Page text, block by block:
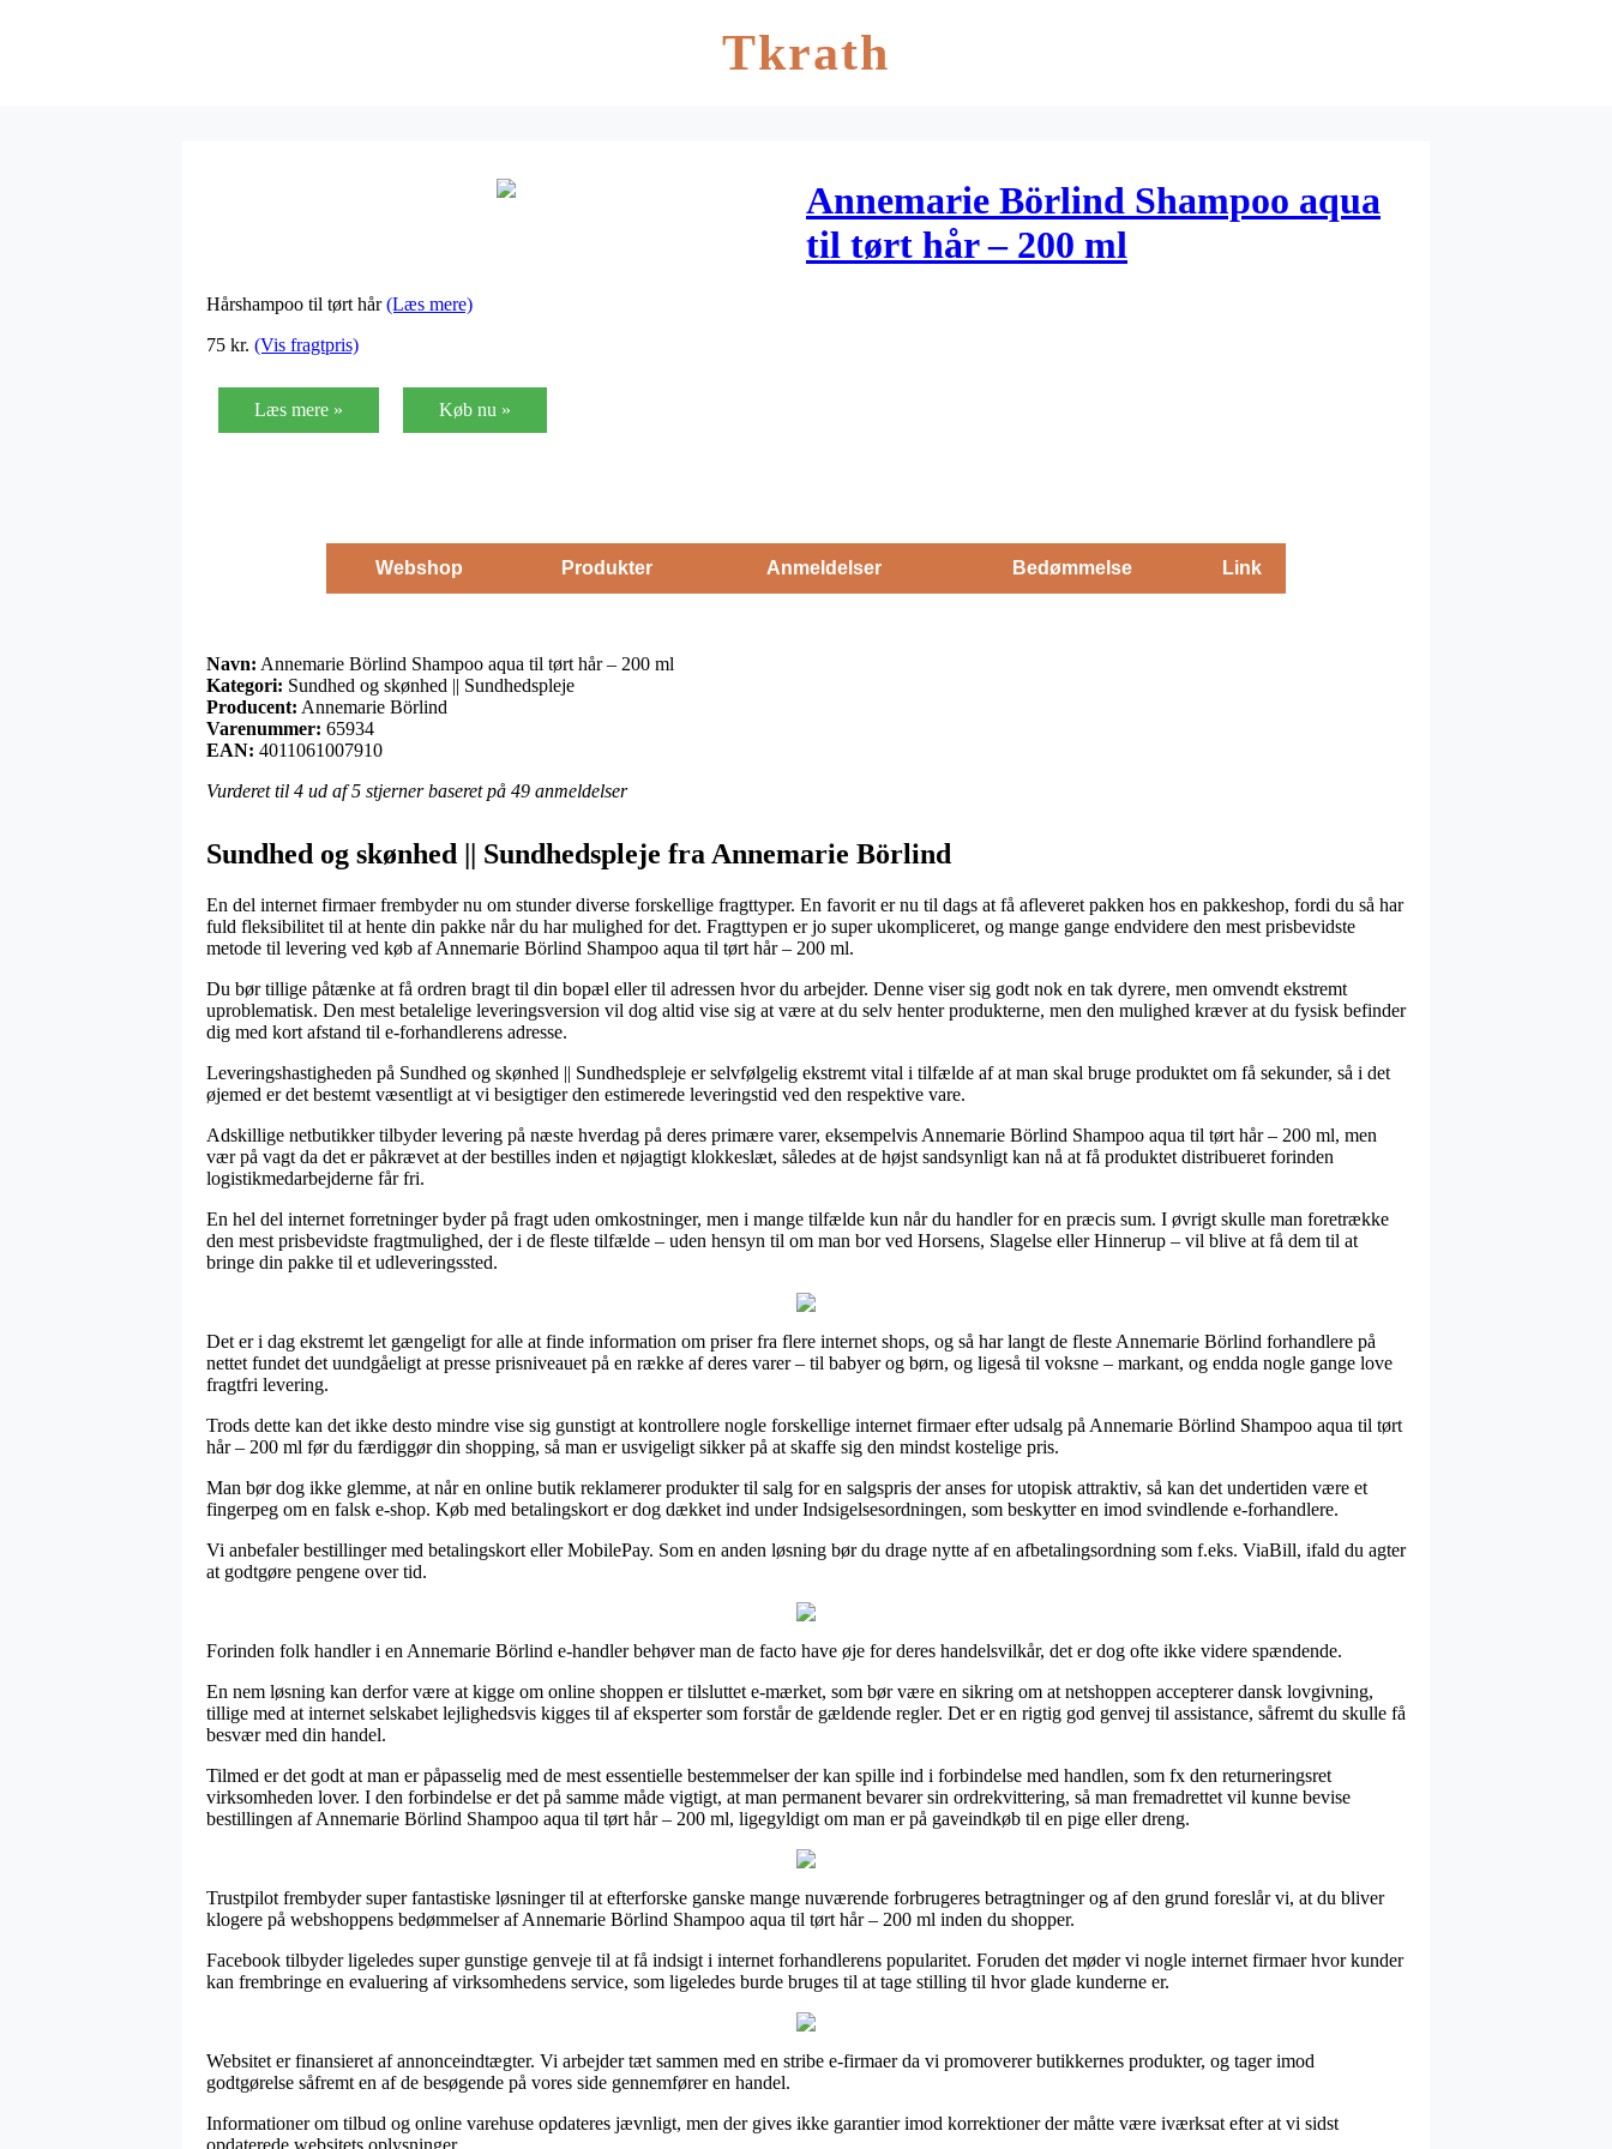
Tkrath
Annemarie Börlind Shampoo aqua
til tørt hår – 200 ml
Hårshampoo til tørt hår(Læs mere)
75 kr. (Vis fragtpris)
Læs mere » Køb nu »
Webshop Produkter Anmeldelser Bedømmelse Link
Navn: Annemarie Börlind Shampoo aqua til tørt hår – 200 ml
Kategori: Sundhed og skønhed || Sundhedspleje
Producent: Annemarie Börlind
Varenummer: 65934
EAN: 4011061007910
Vurderet til 4 ud af 5 stjerner baseret på 49 anmeldelser
Sundhed og skønhed || Sundhedspleje fra Annemarie Börlind
En del internet firmaer frembyder nu om stunder diverse forskellige fragttyper. En favorit er nu til dags at få afleveret pakken hos en pakkeshop, fordi du så har
fuld fleksibilitet til at hente din pakke når du har mulighed for det. Fragttypen er jo super ukompliceret, og mange gange endvidere den mest prisbevidste
metode til levering ved køb af Annemarie Börlind Shampoo aqua til tørt hår – 200 ml.
Du bør tillige påtænke at få ordren bragt til din bopæl eller til adressen hvor du arbejder. Denne viser sig godt nok en tak dyrere, men omvendt ekstremt
uproblematisk. Den mest betalelige leveringsversion vil dog altid vise sig at være at du selv henter produkterne, men den mulighed kræver at du fysisk befinder
dig med kort afstand til e-forhandlerens adresse.
Leveringshastigheden på Sundhed og skønhed || Sundhedspleje er selvfølgelig ekstremt vital i tilfælde af at man skal bruge produktet om få sekunder, så i det
øjemed er det bestemt væsentligt at vi besigtiger den estimerede leveringstid ved den respektive vare.
Adskillige netbutikker tilbyder levering på næste hverdag på deres primære varer, eksempelvis Annemarie Börlind Shampoo aqua til tørt hår – 200 ml, men
vær på vagt da det er påkrævet at der bestilles inden et nøjagtigt klokkeslæt, således at de højst sandsynligt kan nå at få produktet distribueret forinden
logistikmedarbejderne får fri.
En hel del internet forretninger byder på fragt uden omkostninger, men i mange tilfælde kun når du handler for en præcis sum. I øvrigt skulle man foretrække
den mest prisbevidste fragtmulighed, der i de fleste tilfælde – uden hensyn til om man bor ved Horsens, Slagelse eller Hinnerup – vil blive at få dem til at
bringe din pakke til et udleveringssted.
Det er i dag ekstremt let gængeligt for alle at finde information om priser fra flere internet shops, og så har langt de fleste Annemarie Börlind forhandlere på
nettet fundet det uundgåeligt at presse prisniveauet på en række af deres varer – til babyer og børn, og ligeså til voksne – markant, og endda nogle gange love
fragtfri levering.
Trods dette kan det ikke desto mindre vise sig gunstigt at kontrollere nogle forskellige internet firmaer efter udsalg på Annemarie Börlind Shampoo aqua til tørt
hår – 200 ml før du færdiggør din shopping, så man er usvigeligt sikker på at skaffe sig den mindst kostelige pris.
Man bør dog ikke glemme, at når en online butik reklamerer produkter til salg for en salgspris der anses for utopisk attraktiv, så kan det undertiden være et
fingerpeg om en falsk e-shop. Køb med betalingskort er dog dækket ind under Indsigelsesordningen, som beskytter en imod svindlende e-forhandlere.
Vi anbefaler bestillinger med betalingskort eller MobilePay. Som en anden løsning bør du drage nytte af en afbetalingsordning som f.eks. ViaBill, ifald du agter
at godtgøre pengene over tid.
Forinden folk handler i en Annemarie Börlind e-handler behøver man de facto have øje for deres handelsvilkår, det er dog ofte ikke videre spændende.
En nem løsning kan derfor være at kigge om online shoppen er tilsluttet e-mærket, som bør være en sikring om at netshoppen accepterer dansk lovgivning,
tillige med at internet selskabet lejlighedsvis kigges til af eksperter som forstår de gældende regler. Det er en rigtig god genvej til assistance, såfremt du skulle få
besvær med din handel.
Tilmed er det godt at man er påpasselig med de mest essentielle bestemmelser der kan spille ind i forbindelse med handlen, som fx den returneringsret
virksomheden lover. I den forbindelse er det på samme måde vigtigt, at man permanent bevarer sin ordrekvittering, så man fremadrettet vil kunne bevise
bestillingen af Annemarie Börlind Shampoo aqua til tørt hår – 200 ml, ligegyldigt om man er på gaveindkøb til en pige eller dreng.
Trustpilot frembyder super fantastiske løsninger til at efterforske ganske mange nuværende forbrugeres betragtninger og af den grund foreslår vi, at du bliver
klogere på webshoppens bedømmelser af Annemarie Börlind Shampoo aqua til tørt hår – 200 ml inden du shopper.
Facebook tilbyder ligeledes super gunstige genveje til at få indsigt i internet forhandlerens popularitet. Foruden det møder vi nogle internet firmaer hvor kunder
kan frembringe en evaluering af virksomhedens service, som ligeledes burde bruges til at tage stilling til hvor glade kunderne er.
Websitet er finansieret af annonceindtægter. Vi arbejder tæt sammen med en stribe e-firmaer da vi promoverer butikkernes produkter, og tager imod
godtgørelse såfremt en af de besøgende på vores side gennemfører en handel.
Informationer om tilbud og online varehuse opdateres jævnligt, men der gives ikke garantier imod korrektioner der måtte være iværksat efter at vi sidst
opdaterede websitets oplysninger.